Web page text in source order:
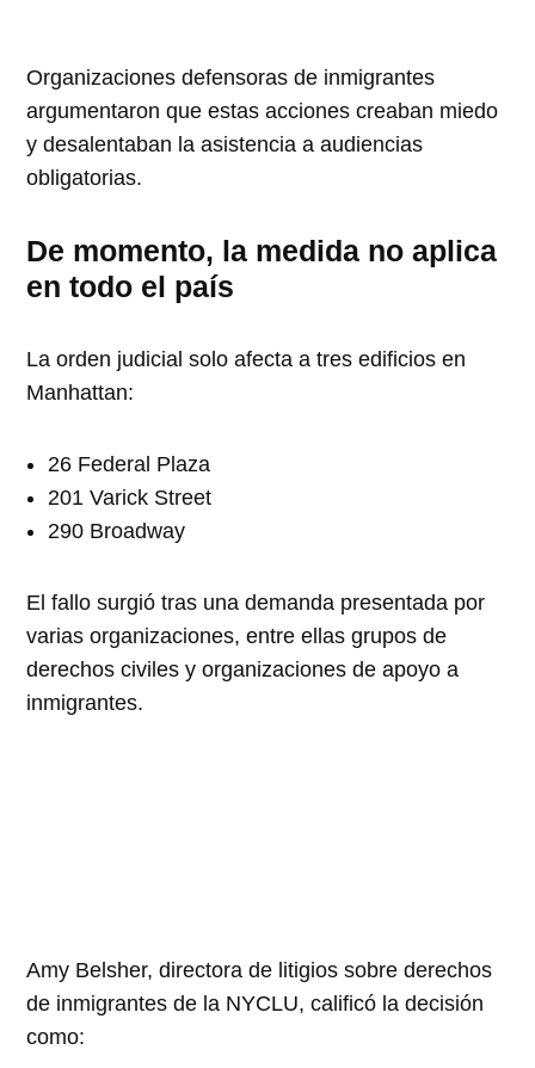
Organizaciones defensoras de inmigrantes
argumentaron que estas acciones creaban miedo
y desalentaban la asistencia a audiencias
obligatorias.
De momento, la medida no aplica
en todo el país
La orden judicial solo afecta a tres edificios en
Manhattan:
26 Federal Plaza
201 Varick Street
290 Broadway
El fallo surgió tras una demanda presentada por
varias organizaciones, entre ellas grupos de
derechos civiles y organizaciones de apoyo a
inmigrantes.
Amy Belsher, directora de litigios sobre derechos
de inmigrantes de la NYCLU, calificó la decisión
como: